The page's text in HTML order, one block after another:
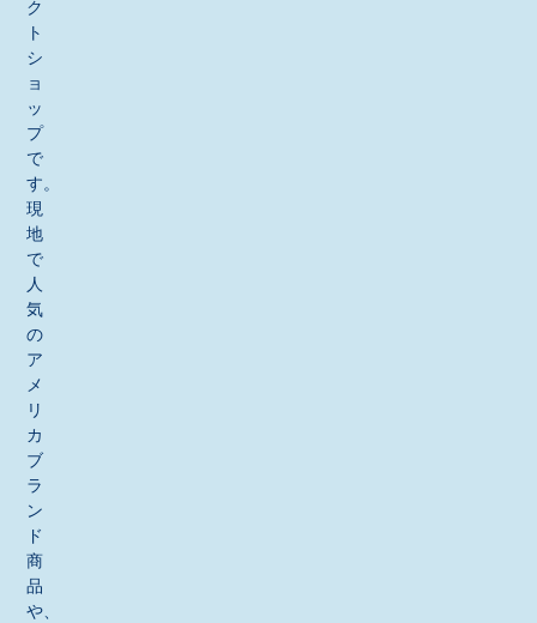
ク
ト
シ
ョ
ッ
プ
で
す。
現
地
で
人
気
の
ア
メ
リ
カ
ブ
ラ
ン
ド
商
品
や、